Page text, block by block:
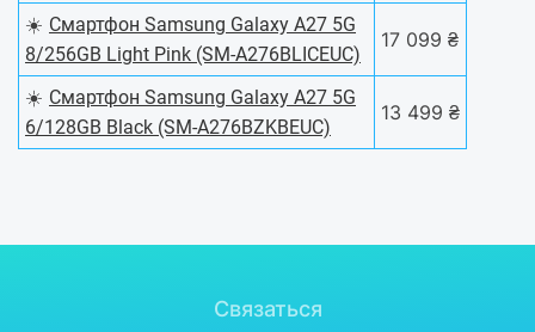
☀️ Смартфон Samsung Galaxy A27 5G
8/256GB Light Pink (SM-A276BLICEUC)
17 099 ₴
☀️ Смартфон Samsung Galaxy A27 5G
6/128GB Black (SM-A276BZKBEUC)
13 499 ₴
Связаться